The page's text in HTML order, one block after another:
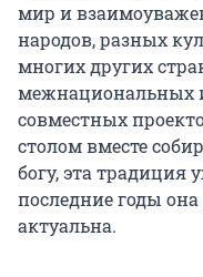
мир и
народов, разных
многих других
межнациональных
совместных
столом вместе
богу, эта традиция
последние годы
актуальна.